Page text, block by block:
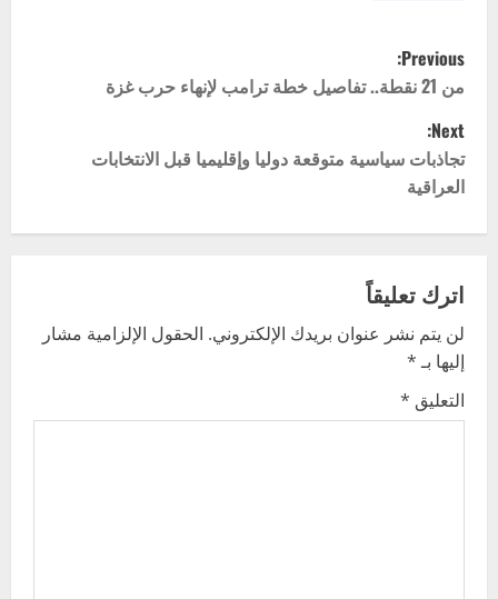
P
o
s
t
n
a
v
i
g
Previous:
من 21 نقطة.. تفاصيل خطة ترامب لإنهاء حرب غزة
Next:
تجاذبات سياسية متوقعة دوليا وإقليميا قبل الانتخابات
العراقية
اترك تعليقاً
لن يتم نشر عنوان بريدك الإلكتروني. الحقول الإلزامية مشار
إليها بـ*
التعليق *